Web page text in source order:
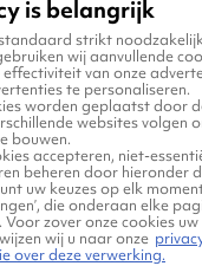
6°C 9°C
12°C14°C
is belangrijk
strikt
wij aanvullende
van onze
te personaliseren.
worden geplaatst door
websites volgen
bouwen.
accepteren, niet-
beheren door hieronder
uw keuzes op elk
die onderaan elke
Voor zover onze cookies
wij u naar onze
over deze verwerking.